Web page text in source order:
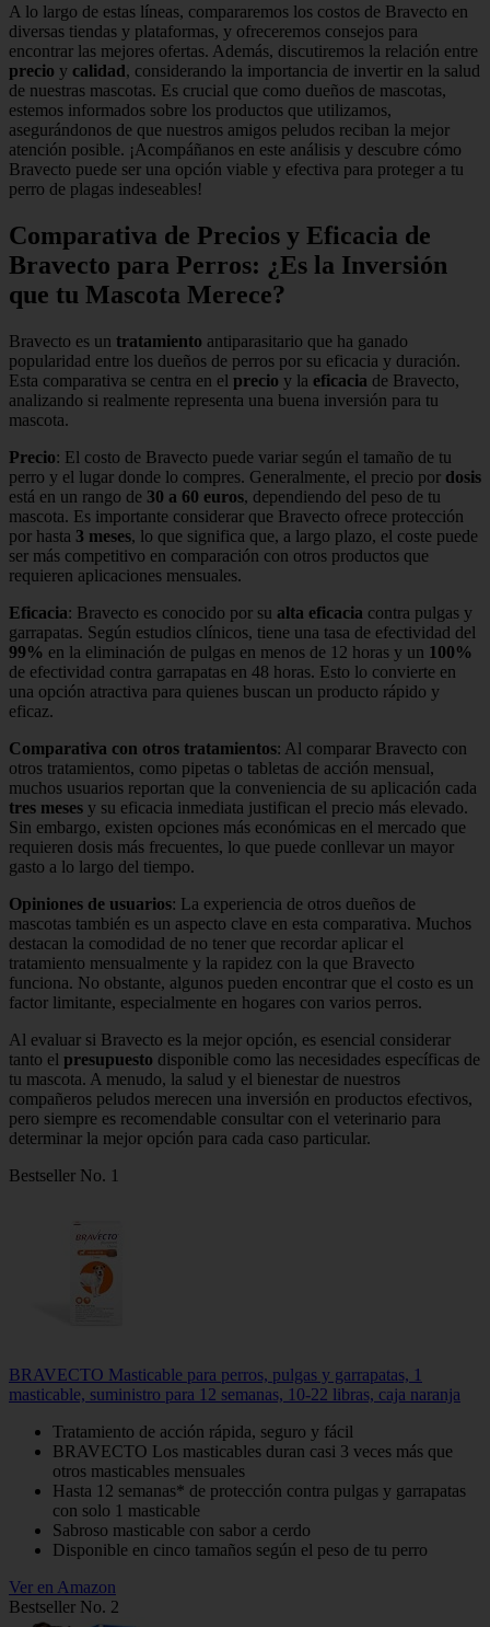
A lo largo de estas líneas, compararemos los costos de Bravecto en
diversas tiendas y plataformas, y ofreceremos consejos para
encontrar las mejores ofertas. Además, discutiremos la relación entre
precio y calidad, considerando la importancia de invertir en la salud
de nuestras mascotas. Es crucial que como dueños de mascotas,
estemos informados sobre los productos que utilizamos,
asegurándonos de que nuestros amigos peludos reciban la mejor
atención posible. ¡Acompáñanos en este análisis y descubre cómo
Bravecto puede ser una opción viable y efectiva para proteger a tu
perro de plagas indeseables!
Comparativa de Precios y Eficacia de
Bravecto para Perros: ¿Es la Inversión
que tu Mascota Merece?
Bravecto es un tratamiento antiparasitario que ha ganado
popularidad entre los dueños de perros por su eficacia y duración.
Esta comparativa se centra en el precio y la eficacia de Bravecto,
analizando si realmente representa una buena inversión para tu
mascota.
Precio: El costo de Bravecto puede variar según el tamaño de tu
perro y el lugar donde lo compres. Generalmente, el precio por dosis
está en un rango de 30 a 60 euros, dependiendo del peso de tu
mascota. Es importante considerar que Bravecto ofrece protección
por hasta 3 meses, lo que significa que, a largo plazo, el coste puede
ser más competitivo en comparación con otros productos que
requieren aplicaciones mensuales.
Eficacia: Bravecto es conocido por su alta eficacia contra pulgas y
garrapatas. Según estudios clínicos, tiene una tasa de efectividad del
99% en la eliminación de pulgas en menos de 12 horas y un 100%
de efectividad contra garrapatas en 48 horas. Esto lo convierte en
una opción atractiva para quienes buscan un producto rápido y
eficaz.
Comparativa con otros tratamientos: Al comparar Bravecto con
otros tratamientos, como pipetas o tabletas de acción mensual,
muchos usuarios reportan que la conveniencia de su aplicación cada
tres meses y su eficacia inmediata justifican el precio más elevado.
Sin embargo, existen opciones más económicas en el mercado que
requieren dosis más frecuentes, lo que puede conllevar un mayor
gasto a lo largo del tiempo.
Opiniones de usuarios: La experiencia de otros dueños de
mascotas también es un aspecto clave en esta comparativa. Muchos
destacan la comodidad de no tener que recordar aplicar el
tratamiento mensualmente y la rapidez con la que Bravecto
funciona. No obstante, algunos pueden encontrar que el costo es un
factor limitante, especialmente en hogares con varios perros.
Al evaluar si Bravecto es la mejor opción, es esencial considerar
tanto el presupuesto disponible como las necesidades específicas de
tu mascota. A menudo, la salud y el bienestar de nuestros
compañeros peludos merecen una inversión en productos efectivos,
pero siempre es recomendable consultar con el veterinario para
determinar la mejor opción para cada caso particular.
Bestseller No. 1
BRAVECTO Masticable para perros, pulgas y garrapatas, 1
masticable, suministro para 12 semanas, 10-22 libras, caja naranja
Tratamiento de acción rápida, seguro y fácil
BRAVECTO Los masticables duran casi 3 veces más que
otros masticables mensuales
Hasta 12 semanas* de protección contra pulgas y garrapatas
con solo 1 masticable
Sabroso masticable con sabor a cerdo
Disponible en cinco tamaños según el peso de tu perro
Ver en Amazon
Bestseller No. 2